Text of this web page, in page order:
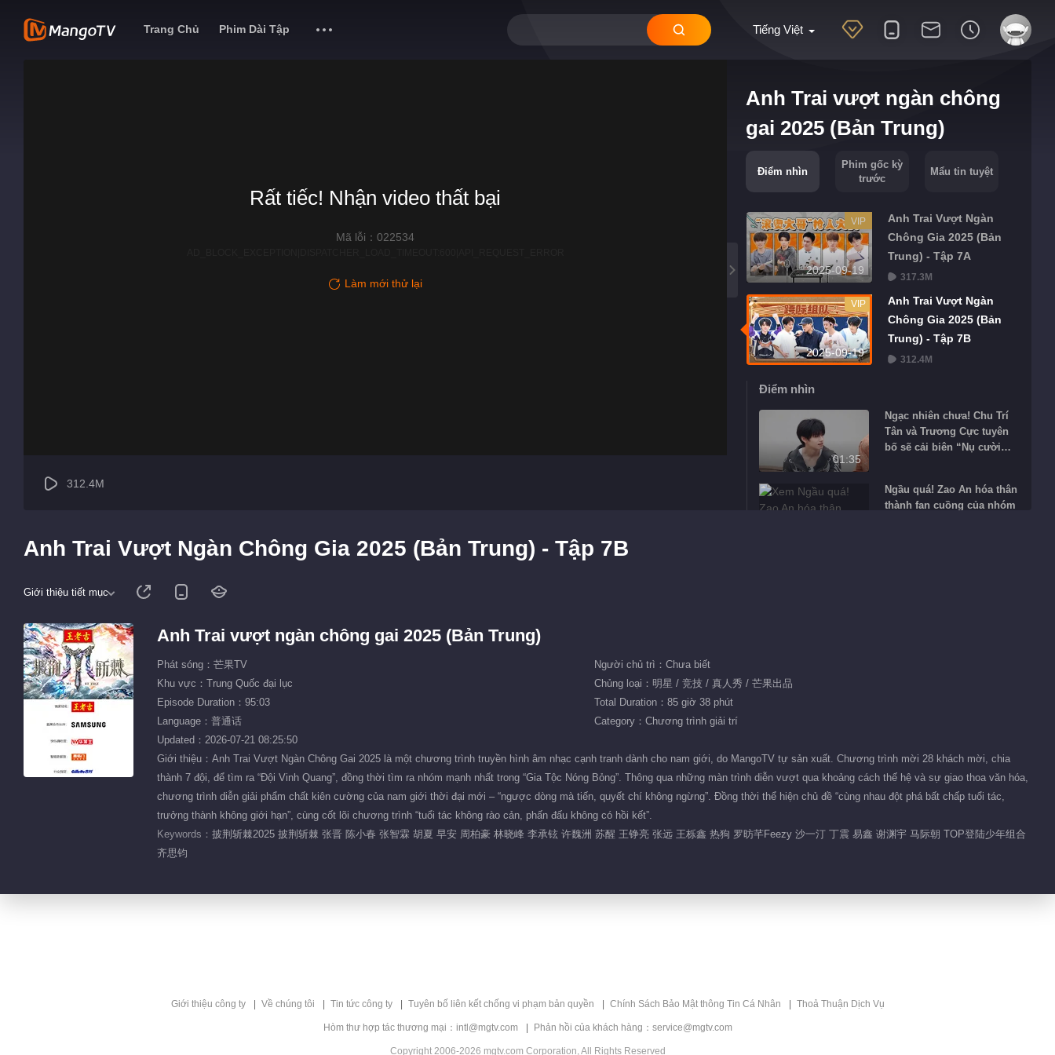
Tiếng Việt
Trang Chủ Phim Dài Tập
Anh Trai vượt ngàn chông
gai 2025 (Bản Trung)
Điểm nhìn
Phim gốc kỳ
trước
Mẩu tin tuyệt
2025-09-19
VIP
Anh Trai Vượt Ngàn
Chông Gia 2025 (Bản
Trung) - Tập 7A
317.3M
2025-09-19
VIP
Anh Trai Vượt Ngàn
Chông Gia 2025 (Bản
Trung) - Tập 7B
312.4M
Điểm nhìn
01:35
Ngạc nhiên chưa! Chu Trí
Tân và Trương Cực tuyên
bố sẽ cải biên “Nụ cười
Ngầu quá! Zao An hóa thân
thành fan cuồng của nhóm
01:20
sững sờ
01:14
Sân khấu nóng hổi! Hồ Hạ
đấm một cú khiến Vương
Rất tiếc! Nhận video thất bại
Mã lỗi：022534
Làm mới thử lại
312.4M
Anh Trai Vượt Ngàn Chông Gia 2025 (Bản Trung) - Tập 7B
Giới thiệu tiết mục
Anh Trai vượt ngàn chông gai 2025 (Bản Trung)
Phát sóng：芒果TV
Người chủ trì：Chưa biết
Khu vực：Trung Quốc đại lục
Chủng loại：明星 / 竞技 / 真人秀 / 芒果出品
Episode Duration：95:03
Total Duration：85 giờ 38 phút
Language：普通话
Category：Chương trình giải trí
Updated：2026-07-21 08:25:50
Giới thiệu：Anh Trai Vượt Ngàn Chông Gai 2025 là một chương trình truyền hình âm nhạc cạnh tranh dành cho nam giới, do MangoTV tự sản xuất. Chương trình mời 28 khách mời, chia
thành 7 đội, để tìm ra “Đội Vinh Quang”, đồng thời tìm ra nhóm mạnh nhất trong “Gia Tộc Nóng Bỏng”. Thông qua những màn trình diễn vượt qua khoảng cách thế hệ và sự giao thoa văn hóa,
chương trình diễn giải phẩm chất kiên cường của nam giới thời đại mới – “ngược dòng mà tiến, quyết chí không ngừng”. Đồng thời thể hiện chủ đề “cùng nhau đột phá bất chấp tuổi tác,
trưởng thành không giới hạn”, cùng cốt lõi chương trình “tuổi tác không rào cản, phấn đấu không có hồi kết”.
Keywords： 披荆斩棘2025 披荆斩棘 张晋 陈小春 张智霖 胡夏 早安 周柏豪 林晓峰 李承铉 许魏洲 苏醒 王铮亮 张远 王栎鑫 热狗 罗昉芊Feezy 沙一汀 丁震 易鑫 谢渊宇 马际朝 TOP登陆少年组合
齐思钧
Giới thiệu công ty Về chúng tôi Tin tức công ty Tuyên bố liên kết chống vi phạm bản quyền Chính Sách Bảo Mật thông Tin Cá Nhân Thoả Thuận Dịch Vụ
Hòm thư hợp tác thương mại：intl@mgtv.com Phản hồi của khách hàng：service@mgtv.com
Copyright 2006-2026 mgtv.com Corporation, All Rights Reserved